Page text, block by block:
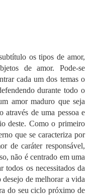
os tipos de amor,
de amor. Pode-se
cada um dos temas o
durante todo o
amor maduro que seja
através de uma pessoa e
deste. Como o primeiro
que se caracteriza por
de caráter responsável,
não é centrado em uma
todos os necessitados da
de melhorar a vida
do seu ciclo próximo de